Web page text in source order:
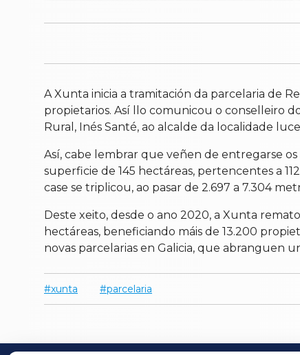
A Xunta inicia a tramitación da parcelaria de
propietarios. Así llo comunicou o conselleiro
Rural, Inés Santé, ao alcalde da localidade
Así, cabe lembrar que veñen de entregarse
superficie de 145 hectáreas, pertencentes a
case se triplicou, ao pasar de 2.697 a 7.304
Deste xeito, desde o ano 2020, a Xunta
hectáreas, beneficiando máis de 13.200
novas parcelarias en Galicia, que abranguen
xunta parcelaria